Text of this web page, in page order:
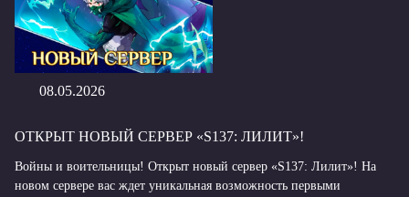
08.05.2026
ОТКРЫТ НОВЫЙ СЕРВЕР «S137: ЛИЛИТ»!
Войны и воительницы! Открыт новый сервер «S137: Лилит»! На
новом сервере вас ждет уникальная возможность первыми